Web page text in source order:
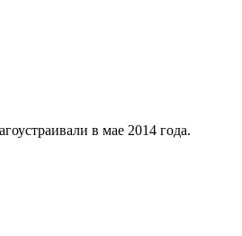
в мае 2014 года.